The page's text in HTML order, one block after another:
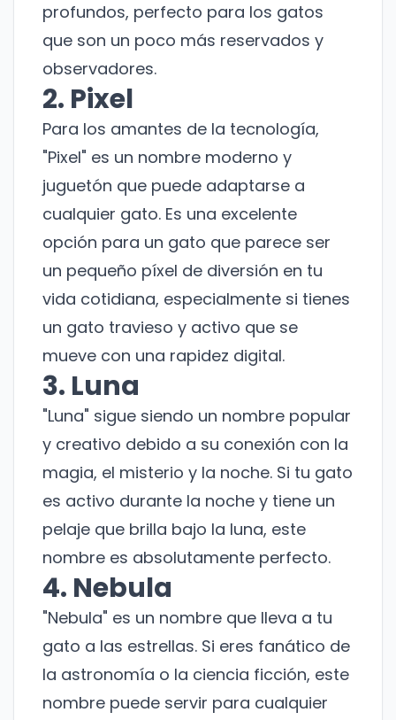
profundos, perfecto para los gatos
que son un poco más reservados y
observadores.
2. Pixel
Para los amantes de la tecnología,
"Pixel" es un nombre moderno y
juguetón que puede adaptarse a
cualquier gato. Es una excelente
opción para un gato que parece ser
un pequeño píxel de diversión en tu
vida cotidiana, especialmente si tienes
un gato travieso y activo que se
mueve con una rapidez digital.
3. Luna
"Luna" sigue siendo un nombre popular
y creativo debido a su conexión con la
magia, el misterio y la noche. Si tu gato
es activo durante la noche y tiene un
pelaje que brilla bajo la luna, este
nombre es absolutamente perfecto.
4. Nebula
"Nebula" es un nombre que lleva a tu
gato a las estrellas. Si eres fanático de
la astronomía o la ciencia ficción, este
nombre puede servir para cualquier